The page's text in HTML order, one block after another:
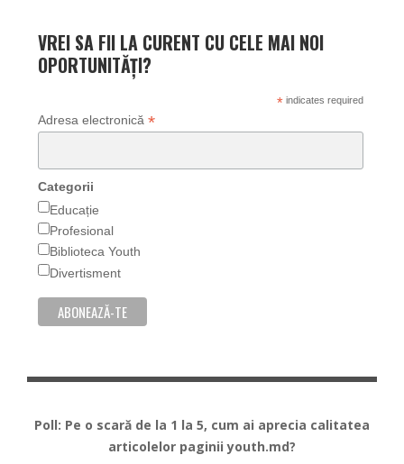
VREI SA FII LA CURENT CU CELE MAI NOI
OPORTUNITĂȚI?
*indicates required
Adresa electronică *
Categorii
Educație
Profesional
Biblioteca Youth
Divertisment
Poll: Pe o scară de la 1 la 5, cum ai aprecia calitatea
articolelor paginii youth.md?